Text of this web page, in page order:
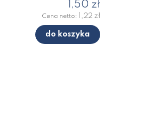
1,50 zł
Cena netto: 1,22 zł
do koszyka